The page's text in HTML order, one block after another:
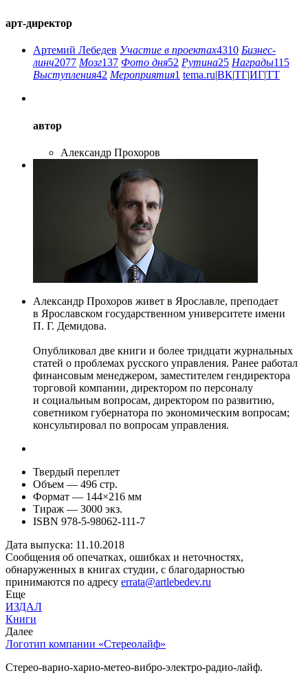
арт-директор
Артемий Лебедев Участие в проектах4310 Бизнес-
линч2077 Мозг137 Фото дня52 Рутина25 Награды115
Выступления42 Мероприятия1 tema.ru|ВК|ТГ|ИГ|ТТ
автор
Александр Прохоров
Александр Прохоров живет в Ярославле, преподает
в Ярославском государственном университете имени
П. Г. Демидова.
Опубликовал две книги и более тридцати журнальных
статей о проблемах русского управления. Ранее работал
финансовым менеджером, заместителем гендиректора
торговой компании, директором по персоналу
и социальным вопросам, директором по развитию,
советником губернатора по экономическим вопросам;
консультировал по вопросам управления.
Твердый переплет
Объем — 496 стр.
Формат — 144×216 мм
Тираж — 3000 экз.
ISBN 978-5-98062-111-7
Дата выпуска: 11.10.2018
Сообщения об опечатках, ошибках и неточностях,
обнаруженных в книгах студии, с благодарностью
принимаются по адресу errata@artlebedev.ru
Еще
ИЗДАЛ
Книги
Далее
Логотип компании «Стереолайф»
Стерео-варио-харио-метео-вибро-электро-радио-лайф.